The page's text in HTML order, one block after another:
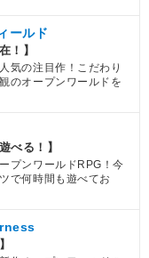
ールド
！】
気の注目作！こだわり
のオープンワールドを
べる！】
プンワールドRPG！今
で何時間も遊べてお